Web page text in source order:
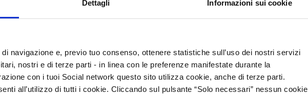
Dettagli Informazioni sui cookie
navigazione e, previo tuo consenso, ottenere statistiche sull’uso dei nostri servizi
nostri e di terze parti - in linea con le preferenze manifestate durante la
con i tuoi Social network questo sito utilizza cookie, anche di terze parti.
all’utilizzo di tutti i cookie. Cliccando sul pulsante “Solo necessari” nessun cookie
cosmetico nazionale. Tuttavia, la polarizzazione
geografiche, come dimostrato dalla
mercati di sbocco, parzialmente compensati
make-up.
Indagini tematiche
Archivio